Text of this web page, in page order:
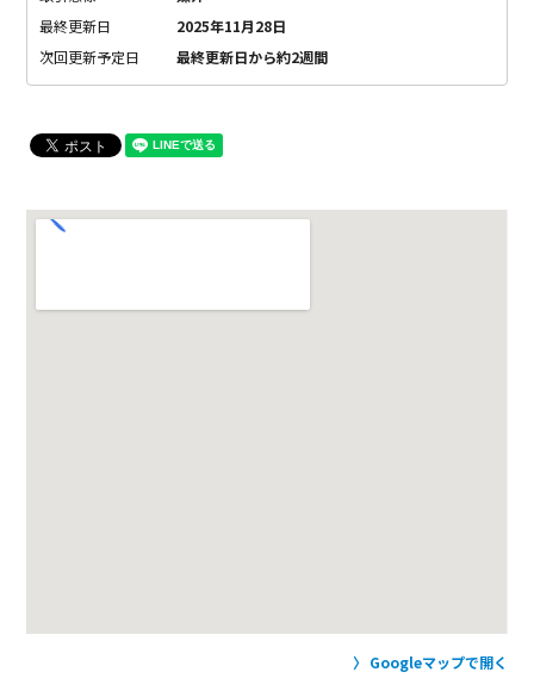
最終更新日
2025年11月28日
次回更新予定日
最終更新日から約2週間
Googleマップで開く